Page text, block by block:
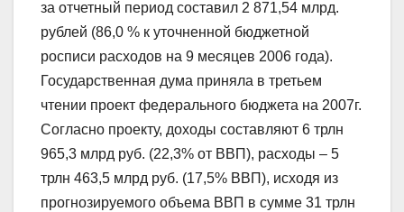
за отчетный период составил 2 871,54 млрд.
рублей (86,0 % к уточненной бюджетной
росписи расходов на 9 месяцев 2006 года).
Государственная дума приняла в третьем
чтении проект федерального бюджета на 2007г.
Согласно проекту, доходы составляют 6 трлн
965,3 млрд руб. (22,3% от ВВП), расходы – 5
трлн 463,5 млрд руб. (17,5% ВВП), исходя из
прогнозируемого объема ВВП в сумме 31 трлн